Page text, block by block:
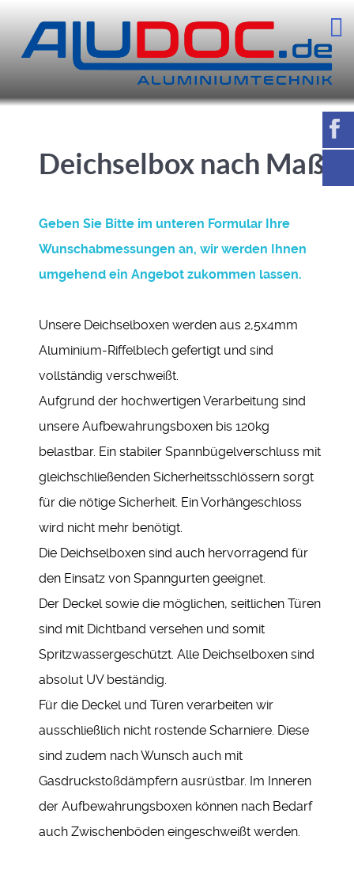
Deichselbox nach Maß
Geben Sie Bitte im unteren Formular Ihre
Wunschabmessungen an, wir werden Ihnen
umgehend ein Angebot zukommen lassen.
Unsere Deichselboxen werden aus 2,5x4mm
Aluminium-Riffelblech gefertigt und sind
vollständig verschweißt.
Aufgrund der hochwertigen Verarbeitung sind
unsere Aufbewahrungsboxen bis 120kg
belastbar. Ein stabiler Spannbügelverschluss mit
gleichschließenden Sicherheitsschlössern sorgt
für die nötige Sicherheit. Ein Vorhängeschloss
wird nicht mehr benötigt.
Die Deichselboxen sind auch hervorragend für
den Einsatz von Spanngurten geeignet.
Der Deckel sowie die möglichen, seitlichen Türen
sind mit Dichtband versehen und somit
Spritzwassergeschützt. Alle Deichselboxen sind
absolut UV beständig.
Für die Deckel und Türen verarbeiten wir
ausschließlich nicht rostende Scharniere. Diese
sind zudem nach Wunsch auch mit
Gasdruckstoßdämpfern ausrüstbar. Im Inneren
der Aufbewahrungsboxen können nach Bedarf
auch Zwischenböden eingeschweißt werden.